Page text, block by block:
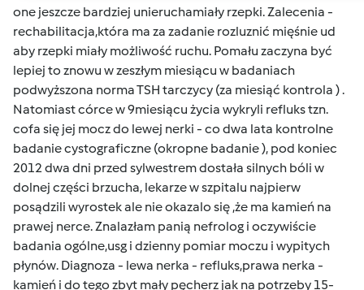
one jeszcze bardziej unieruchamiały rzepki. Zalecenia -
rechabilitacja,która ma za zadanie rozluznić mięśnie ud
aby rzepki miały możliwość ruchu. Pomału zaczyna być
lepiej to znowu w zeszłym miesiącu w badaniach
podwyższona norma TSH tarczycy (za miesiąć kontrola ) .
Natomiast córce w 9miesiącu życia wykryli refluks tzn.
cofa się jej mocz do lewej nerki - co dwa lata kontrolne
badanie cystograficzne (okropne badanie ), pod koniec
2012 dwa dni przed sylwestrem dostała silnych bóli w
dolnej części brzucha, lekarze w szpitalu najpierw
posądzili wyrostek ale nie okazalo się ,że ma kamień na
prawej nerce. Znalazłam panią nefrolog i oczywiście
badania ogólne,usg i dzienny pomiar moczu i wypitych
płynów. Diagnoza - lewa nerka - refluks,prawa nerka -
kamień i do tego zbyt mały pęcherz jak na potrzeby 15-